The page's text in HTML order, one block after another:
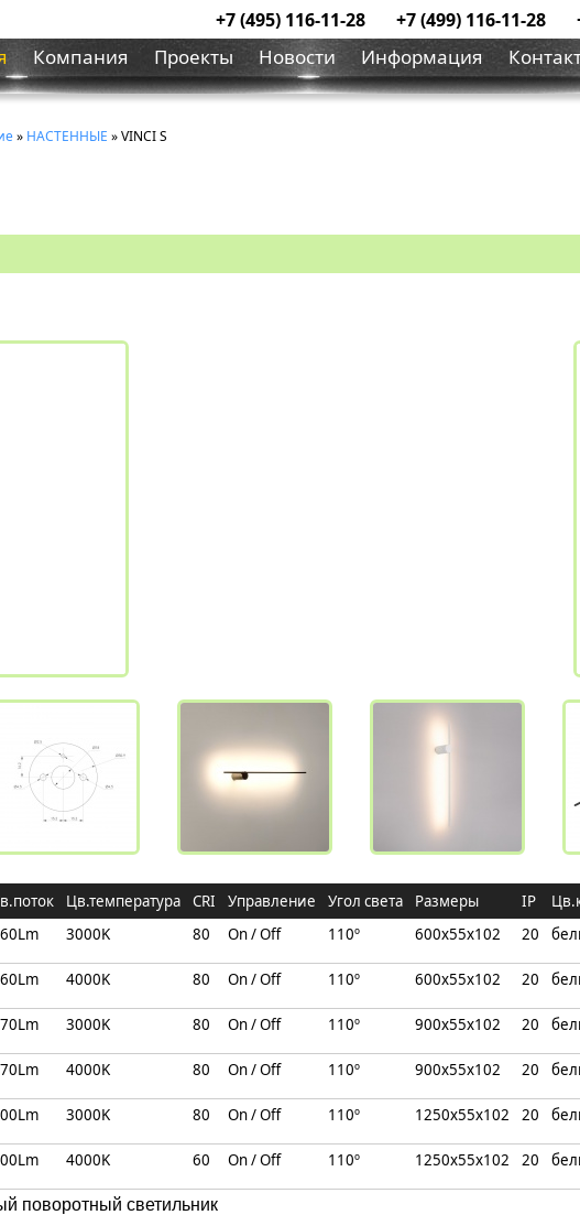
+7 (495) 116-11-28 +7 (499) 116-11-28
Компания Проекты Новости Информация
» НАСТЕННЫЕ » VINCI S
Цв.температура CRI Управление Угол света Размеры IP
3000K 80 On / Off 110º 600х55х102 20
4000K 80 On / Off 110º 600х55х102 20
3000K 80 On / Off 110º 900х55х102 20
4000K 80 On / Off 110º 900х55х102 20
3000K 80 On / Off 110º 1250х55х102 20
4000K 60 On / Off 110º 1250х55х102 20
поворотный светильник